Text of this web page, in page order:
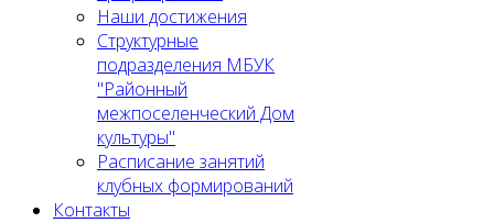
Наши достижения
Структурные
подразделения МБУК
"Районный
межпоселенческий Дом
культуры"
Расписание занятий
клубных формирований
Контакты